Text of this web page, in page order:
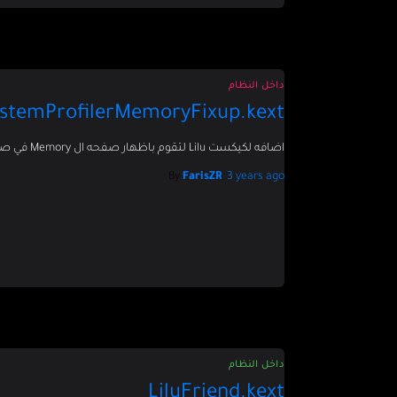
داخل النظام
اضافه لكيكست Lilu لتقوم باظهار صفحه ال Memory في صفحه حول هذا الماك لsmbios ماك بوك اير
FarisZR, 3 years ago
داخل النظام